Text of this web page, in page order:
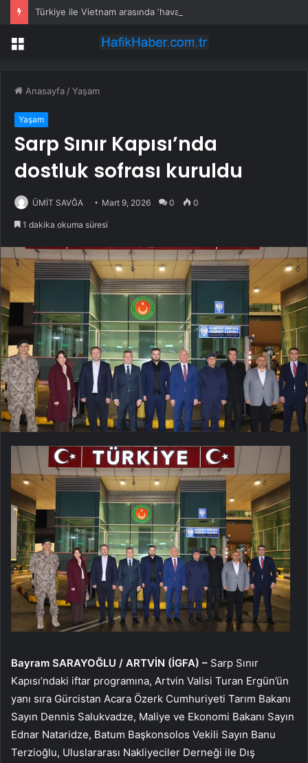
Menü
Anasayfa /Yaşam
Yaşam
Sarp Sınır Kapısı’nda
dostluk sofrası kuruldu
ÜMİT SAVĞA Mart 9, 2026 0 0
1 dakika okuma süresi
Bayram SARAYOĞLU / ARTVİN (İGFA) – Sarp Sınır
Kapısı’ndaki iftar programına, Artvin Valisi Turan Ergün’ün
yanı sıra Gürcistan Acara Özerk Cumhuriyeti Tarım Bakanı
Sayın Dennis Salukvadze, Maliye ve Ekonomi Bakanı Sayın
Ednar Nataridze, Batum Başkonsolos Vekili Sayın Banu
Terzioğlu, Uluslararası Nakliyeciler Derneği ile Dış